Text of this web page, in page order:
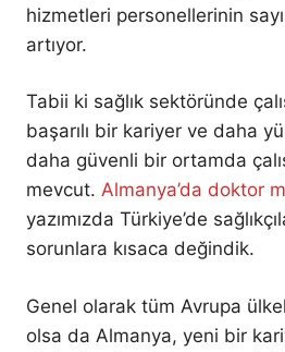
hizmetleri personellerinin
artıyor.
Tabii ki sağlık sektöründe
başarılı bir kariyer ve daha
daha güvenli bir ortamda
mevcut. Almanya’da doktor
yazımızda Türkiye’de
sorunlara kısaca değindik.
Genel olarak tüm Avrupa
olsa da Almanya, yeni bir